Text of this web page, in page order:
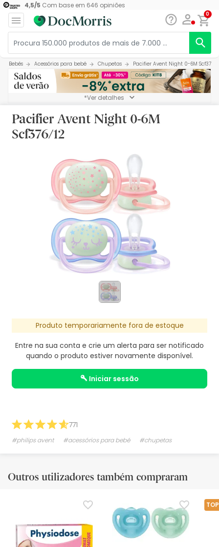
4,5/5 Com base em 646 opiniões
0
Bebés Acessórios para bebé Chupetas Pacifier Avent Night 0-6M Scf376/
*Ver detalhes
Pacifier Avent Night 0-6M
Scf376/12
Produto temporariamente fora de estoque
Entre na sua conta e crie um alerta para ser notificado
quando o produto estiver novamente disponível.
iniciar sessão
771
#philips avent #acessórios para bebé #chupetas
Outros utilizadores também compraram